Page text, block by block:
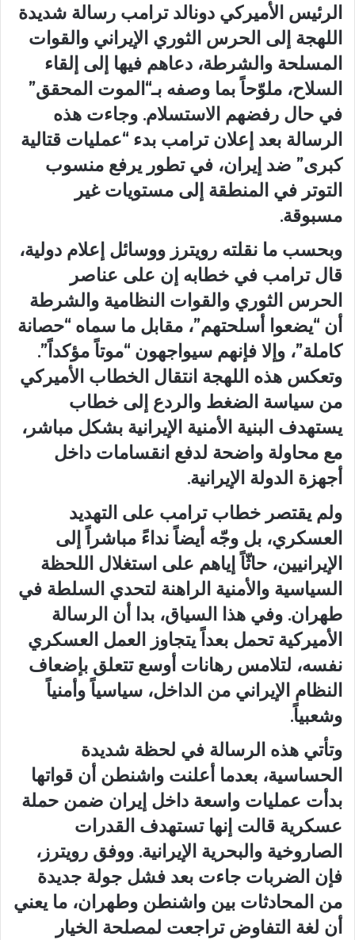
الرئيس الأميركي دونالد ترامب رسالة شديدة
اللهجة إلى الحرس الثوري الإيراني والقوات
المسلحة والشرطة، دعاهم فيها إلى إلقاء
السلاح، ملوّحاً بما وصفه بـ“الموت المحقق”
في حال رفضهم الاستسلام. وجاءت هذه
الرسالة بعد إعلان ترامب بدء “عمليات قتالية
كبرى” ضد إيران، في تطور يرفع منسوب
التوتر في المنطقة إلى مستويات غير
مسبوقة.
وبحسب ما نقلته رويترز ووسائل إعلام دولية،
قال ترامب في خطابه إن على عناصر
الحرس الثوري والقوات النظامية والشرطة
أن “يضعوا أسلحتهم”، مقابل ما سماه “حصانة
كاملة”، وإلا فإنهم سيواجهون “موتاً مؤكداً”.
وتعكس هذه اللهجة انتقال الخطاب الأميركي
من سياسة الضغط والردع إلى خطاب
يستهدف البنية الأمنية الإيرانية بشكل مباشر،
مع محاولة واضحة لدفع انقسامات داخل
أجهزة الدولة الإيرانية.
ولم يقتصر خطاب ترامب على التهديد
العسكري، بل وجّه أيضاً نداءً مباشراً إلى
الإيرانيين، حاثّاً إياهم على استغلال اللحظة
السياسية والأمنية الراهنة لتحدي السلطة في
طهران. وفي هذا السياق، بدا أن الرسالة
الأميركية تحمل بعداً يتجاوز العمل العسكري
نفسه، لتلامس رهانات أوسع تتعلق بإضعاف
النظام الإيراني من الداخل، سياسياً وأمنياً
وشعبياً.
وتأتي هذه الرسالة في لحظة شديدة
الحساسية، بعدما أعلنت واشنطن أن قواتها
بدأت عمليات واسعة داخل إيران ضمن حملة
عسكرية قالت إنها تستهدف القدرات
الصاروخية والبحرية الإيرانية. ووفق رويترز،
فإن الضربات جاءت بعد فشل جولة جديدة
من المحادثات بين واشنطن وطهران، ما يعني
أن لغة التفاوض تراجعت لمصلحة الخيار